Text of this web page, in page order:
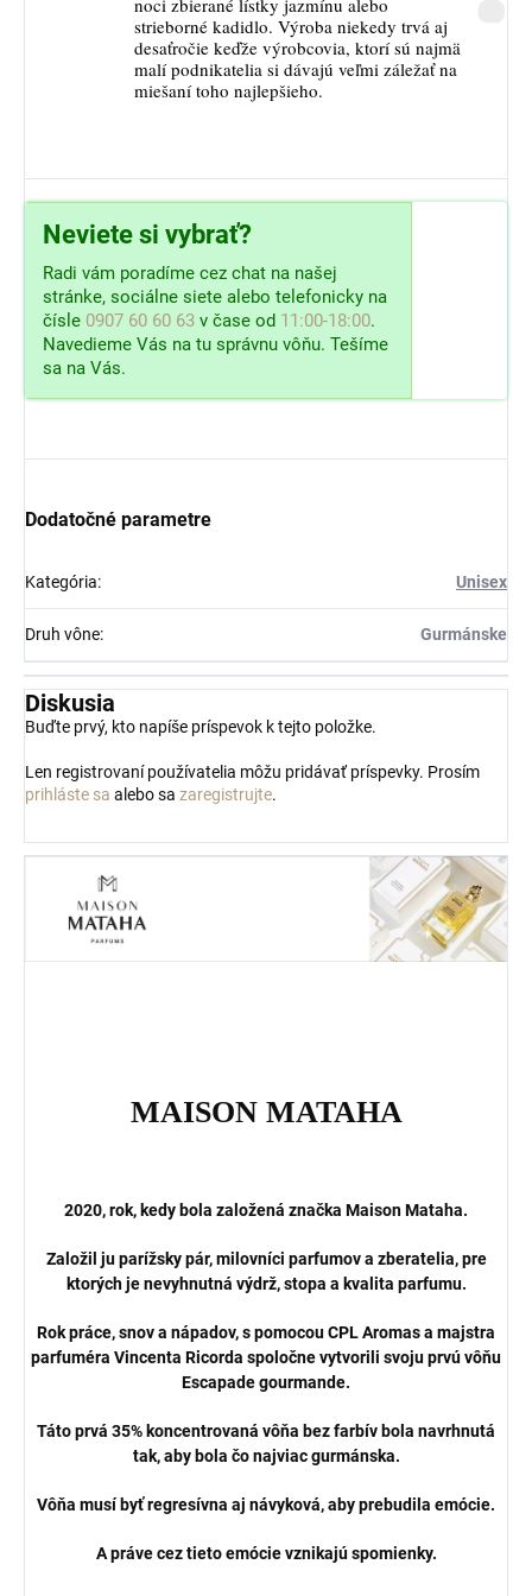
noci zbierané lístky jazmínu alebo
strieborné kadidlo. Výroba niekedy trvá aj
desaťročie keďže výrobcovia, ktorí sú najmä
malí podnikatelia si dávajú veľmi záležať na
miešaní toho najlepšieho.
Neviete si vybrať?
Radi vám poradíme cez chat na našej
stránke, sociálne siete alebo telefonicky na
čísle 0907 60 60 63 v čase od 11:00-18:00.
Navedieme Vás na tu správnu vôňu. Tešíme
sa na Vás.
Dodatočné parametre
Kategória: Unisex
Druh vône: Gurmánske
Diskusia
Buďte prvý, kto napíše príspevok k tejto položke.
Len registrovaní používatelia môžu pridávať príspevky. Prosím
prihláste sa alebo sa zaregistrujte.
MAISON MATAHA
2020, rok, kedy bola založená značka Maison Mataha.
Založil ju parížsky pár, milovníci parfumov a zberatelia, pre
ktorých je nevyhnutná výdrž, stopa a kvalita parfumu.
Rok práce, snov a nápadov, s pomocou CPL Aromas a majstra
parfuméra Vincenta Ricorda spoločne vytvorili svoju prvú vôňu
Escapade gourmande.
Táto prvá 35% koncentrovaná vôňa bez farbív bola navrhnutá
tak, aby bola čo najviac gurmánska.
Vôňa musí byť regresívna aj návyková, aby prebudila emócie.
A práve cez tieto emócie vznikajú spomienky.